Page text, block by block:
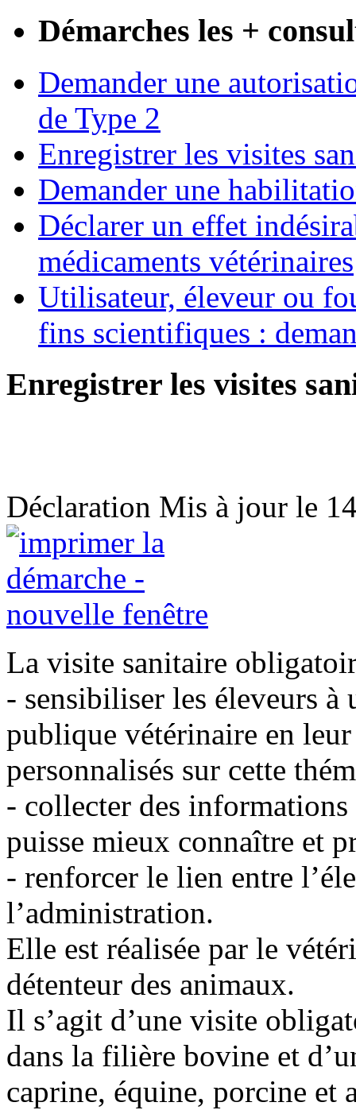
Démarches les +
Demander une
de Type 2
Enregistrer les visites
Demander une
Déclarer un effet
médicaments vétérinaires
Utilisateur, éleveur ou
fins scientifiques :
Enregistrer les visites
Déclaration Mis à jour le
La visite sanitaire
- sensibiliser les éleveurs à
publique vétérinaire en
personnalisés sur cette
- collecter des informations
puisse mieux connaître et
- renforcer le lien entre
l’administration.
Elle est réalisée par le
détenteur des animaux.
Il s’agit d’une visite
dans la filière bovine et
caprine, équine, porcine et